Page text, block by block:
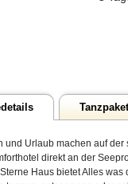
Tanzpaket
und Urlaub machen auf
direkt an der
Haus bietet Alles